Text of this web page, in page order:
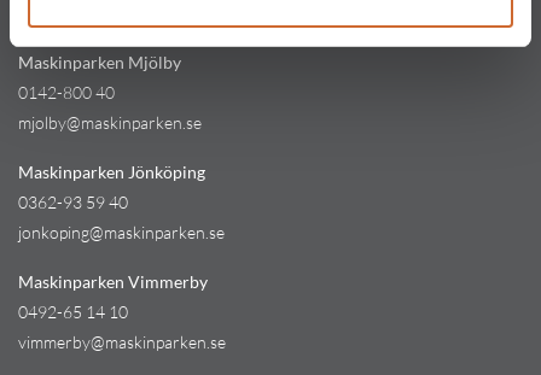
Maskinparken Mjölby
0142-800 40
mjolby@maskinparken.se
Maskinparken Jönköping
0362-93 59 40
jonkoping@maskinparken.se
Maskinparken Vimmerby
0492-65 14 10
vimmerby@maskinparken.se